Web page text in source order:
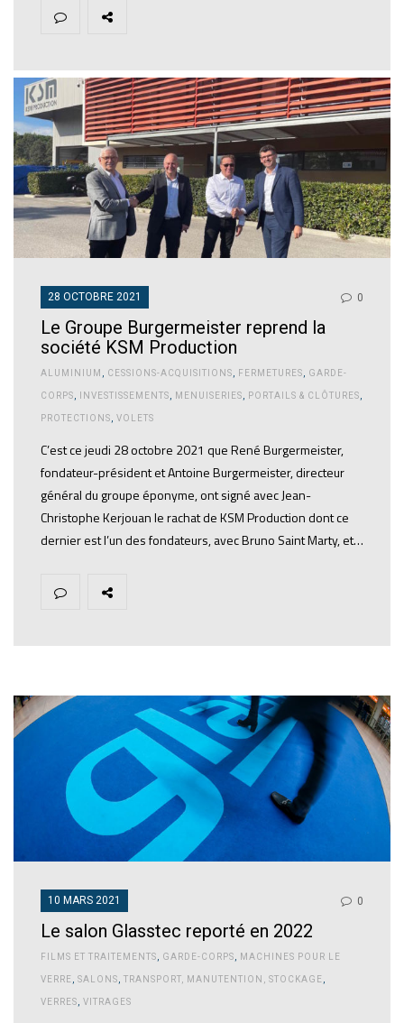
28 OCTOBRE 2021 0
Le Groupe Burgermeister reprend la
société KSM Production
ALUMINIUM CESSIONS-ACQUISITIONS FERMETURES GARDE-
CORPS INVESTISSEMENTS MENUISERIES PORTAILS & CLÔTURES
PROTECTIONS VOLETS
C’est ce jeudi 28 octobre 2021 que René Burgermeister,
fondateur-président et Antoine Burgermeister, directeur
général du groupe éponyme, ont signé avec Jean-
Christophe Kerjouan le rachat de KSM Production dont ce
dernier est l’un des fondateurs, avec Bruno Saint Marty, et…
10 MARS 2021 0
Le salon Glasstec reporté en 2022
FILMS ET TRAITEMENTS GARDE-CORPS MACHINES POUR LE
VERRE SALONS TRANSPORT, MANUTENTION, STOCKAGE
VERRES VITRAGES